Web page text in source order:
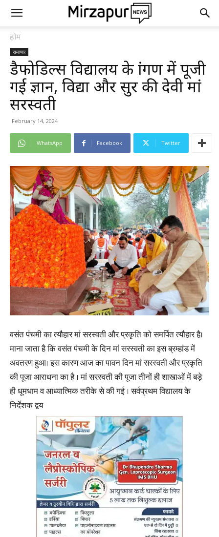
होम
समाचार
डैफोडिल्स विद्यालय के प्रांगण में पूजी
गई ज्ञान, विद्या और सुर की देवी मां
सरस्वती
February 14, 2024
WhatsApp Facebook Twitter
वसंत पंचमी का त्यौहार मां सरस्वती और प्रकृति को समर्पित त्यौहार है।
माना जाता है कि वसंत पंचमी के दिन मां सरस्वती का इस ब्रम्हांड में
अवतरण हुआ। इस कारण आज का पावन दिन मां सरस्वती और प्रकृति
की पूजा आराधना का है । मां सरस्वती की पूजा तीनों ही शाखाओं में बड़े
ही धूमधाम व आध्यात्मिक तरीके से की गई । सर्वप्रथम विद्यालय के
निर्देशक द्वय